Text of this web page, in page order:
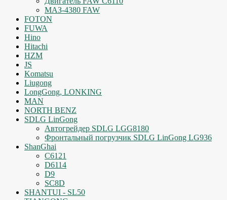
МАЗ-4380 FAW
FOTON
FUWA
Hino
Hitachi
HZM
JS
Komatsu
Liugong
LongGong, LONKING
MAN
NORTH BENZ
SDLG LinGong
Автогрейдер SDLG LGG8180
Фронтальный погрузчик SDLG LinGong LG936
ShanGhai
C6121
D6114
D9
SC8D
SHANTUI - SL50